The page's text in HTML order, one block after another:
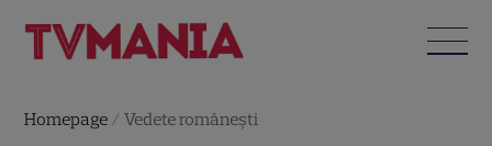
Homepage /Vedete româneşti